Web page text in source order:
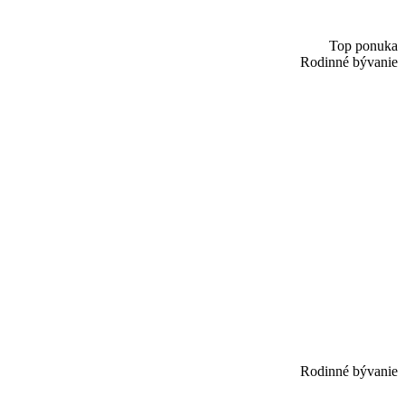
Top ponuka
Rodinné bývanie
Rodinné bývanie